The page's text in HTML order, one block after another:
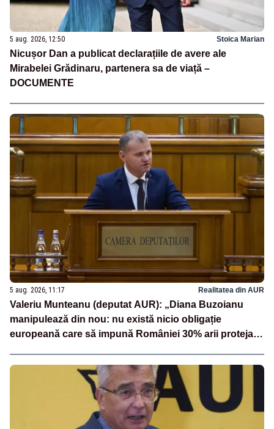
5 aug. 2026, 12:50 Stoica Marian
Nicușor Dan a publicat declarațiile de avere ale
Mirabelei Grădinaru, partenera sa de viață –
DOCUMENTE
5 aug. 2026, 11:17 Realitatea din AUR
Valeriu Munteanu (deputat AUR): „Diana Buzoianu
manipulează din nou: nu există nicio obligație
europeană care să impună României 30% arii protejate